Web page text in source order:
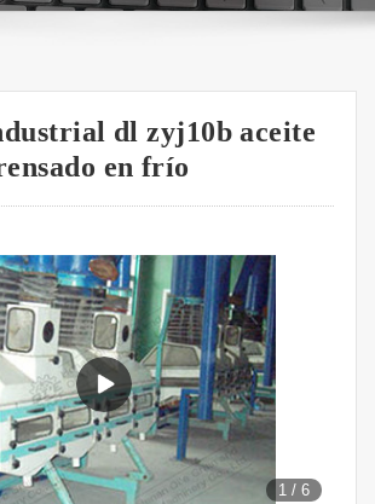
dl zyj10b aceite
en frío
1 /6